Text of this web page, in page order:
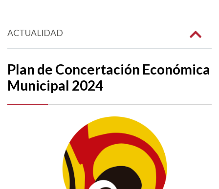
ACTUALIDAD
Plan de Concertación Económica
Municipal 2024